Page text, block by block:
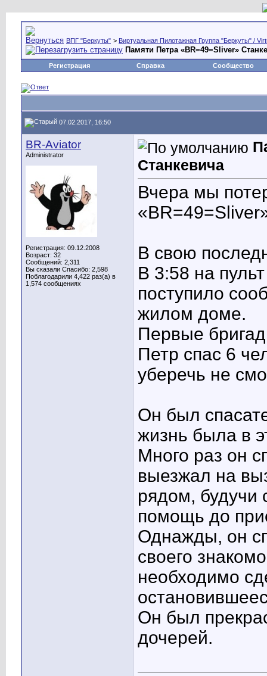
ВПГ "Беркуты" > Виртуальная Пилотажная Группа "Беркуты" /
Памяти Петра «BR=49=Sliver»
Регистрация Справка Сообщество
07.02.2017, 16:50
BR-Aviator
Administrator
Регистрация: 09.12.2008
Возраст: 32
Сообщений: 2,311
Вы сказали Спасибо: 2,598
Поблагодарили 4,422 раз(а) в
1,574 сообщениях
Станкевича
Вчера мы
В свою
В 3:58 на
поступило
жилом доме.
Первые
Петр спас 6
уберечь не
Он был
жизнь была в
Много раз он
выезжал на
рядом, будучи
помощь до
Однажды, он
своего
необходимо
Он был
дочерей.